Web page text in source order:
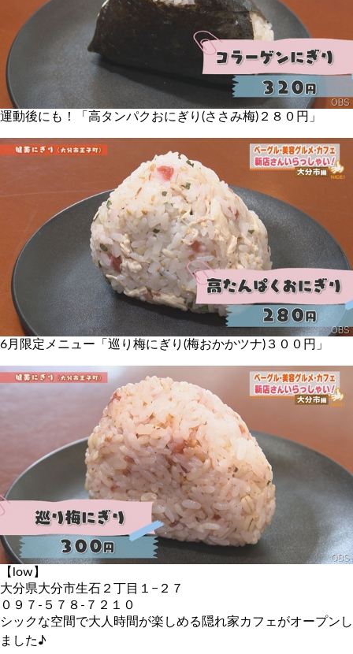
運動後にも！「高タンパクおにぎり(ささみ梅)２８０円」
6月限定メニュー「巡り梅にぎり(梅おかかツナ)３００円」
【low】
大分県大分市生石２丁目１−２７
０９７-５７８-７２１０
シックな空間で大人時間が楽しめる隠れ家カフェがオープンし
ました♪